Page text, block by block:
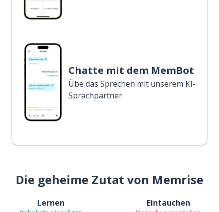
Chatte mit dem MemBot
Übe das Sprechen mit unserem KI-
Sprachpartner
Die geheime Zutat von Memrise
Lernen Eintauchen